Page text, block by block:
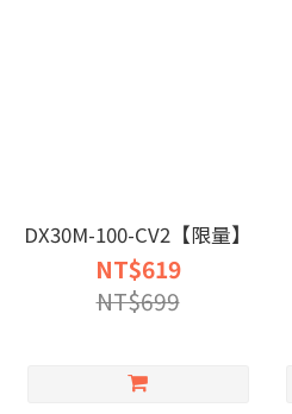
DX30M-100-CV2【限量】
NT$619
NT$699